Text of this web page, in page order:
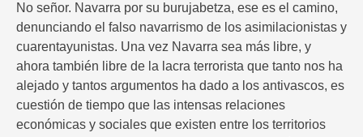
No señor. Navarra por su burujabetza, ese es el camino,
denunciando el falso navarrismo de los asimilacionistas y
cuarentayunistas. Una vez Navarra sea más libre, y
ahora también libre de la lacra terrorista que tanto nos ha
alejado y tantos argumentos ha dado a los antivascos, es
cuestión de tiempo que las intensas relaciones
económicas y sociales que existen entre los territorios